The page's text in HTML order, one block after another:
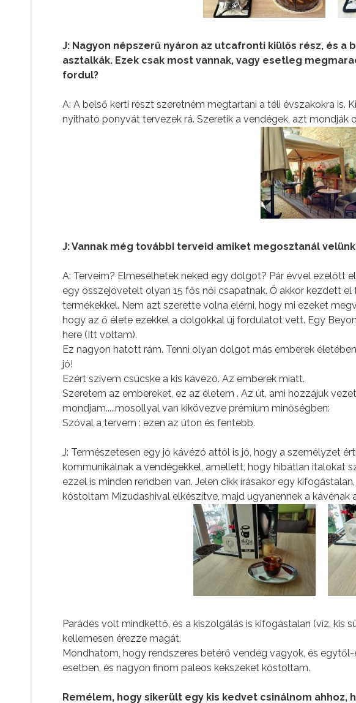
J: Nagyon népszerű nyáron az utcafronti kiülős rész, és a
asztalkák. Ezek csak most vannak, vagy esetleg
fordul?
A: A belső kerti részt szeretném megtartani a téli évszakokra is.
nyitható ponyvát tervezek rá. Szeretik a vendégek, azt mondják
J: Vannak még további terveid amiket megosztanál
A: Terveim? Elmesélhetek neked egy dolgot? Pár évvel ezelőtt
egy összejövetelt olyan 15 fős női csapatnak. Ő akkor kezdett
termékekkel. Nem azt szerette volna elérni, hogy mi ezeket
hogy az ő élete ezekkel a dolgokkal új fordulatot vett. Egy
here (Itt voltam).
Ez nagyon hatott rám. Tenni olyan dolgot más emberek
jó!
Ezért szívem csücske a kis kávézó. Az emberek miatt.
Szeretem az embereket, ez az életem . Az út, ami hozzájuk
mondjam.....mosollyal van kikövezve prémium minőségben:
Szóval a tervem : ezen az úton és fentebb.
J: Természetesen egy jó kávézó attól is jó, hogy a személyzet
kommunikálnak a vendégekkel, amellett, hogy hibátlan italokat
ezzel is minden rendben van. Jelen cikk írásakor egy
kóstoltam Mizudashival elkészítve, majd ugyanennek a kávénak
Parádés volt mindkettő, és a kiszolgálás is kifogástalan (víz, kis
kellemesen érezze magát.
Mondhatom, hogy rendszeres betérő vendég vagyok, és
esetben, és nagyon finom paleos kekszeket kóstoltam.
Remélem, hogy sikerült egy kis kedvet csinálnom ahhoz,